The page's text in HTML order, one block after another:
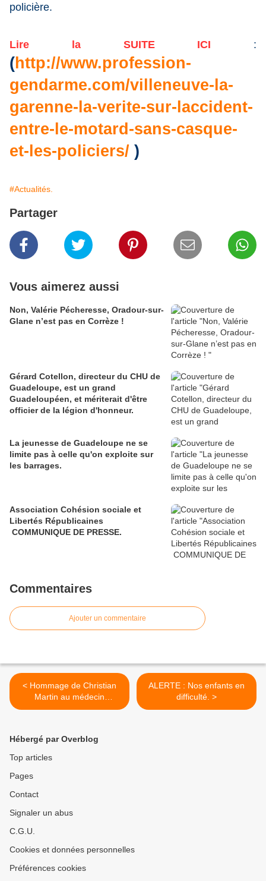
policière.
Lire la SUITE ICI :
(http://www.profession-
gendarme.com/villeneuve-la-
garenne-la-verite-sur-laccident-
entre-le-motard-sans-casque-
et-les-policiers/ )
#Actualités.
Partager
Vous aimerez aussi
Non, Valérie Pécheresse, Oradour-sur-
Glane n’est pas en Corrèze !
Gérard Cotellon, directeur du CHU de
Guadeloupe, est un grand
Guadeloupéen, et mériterait d'être
officier de la légion d'honneur.
La jeunesse de Guadeloupe ne se
limite pas à celle qu'on exploite sur
les barrages.
Association Cohésion sociale et
Libertés Républicaines
COMMUNIQUE DE PRESSE.
Commentaires
Ajouter un commentaire
< Hommage de Christian
Martin au médecin
guadeloupéen ( de Basse
ALERTE : Nos enfants en
difficulté. >
Hébergé par Overblog
Top articles
Pages
Contact
Signaler un abus
C.G.U.
Cookies et données personnelles
Préférences cookies